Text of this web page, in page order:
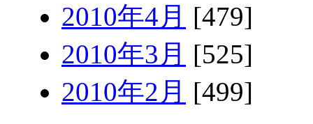
2010年4月 [479]
2010年3月 [525]
2010年2月 [499]